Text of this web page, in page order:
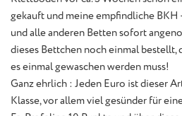
gekauft und meine empfindliche BKH
und alle anderen Betten sofort
dieses Bettchen noch einmal bestellt,
es einmal gewaschen werden muss!
Ganz ehrlich : Jeden Euro ist dieser
Klasse, vor allem viel gesünder für